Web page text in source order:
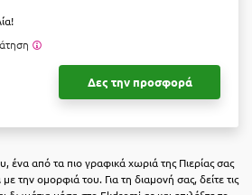
Δες την προσφορά
ένα από τα πιο γραφικά χωριά της Πιερίας σας
την ομορφιά του. Για τη διαμονή σας, δείτε τις